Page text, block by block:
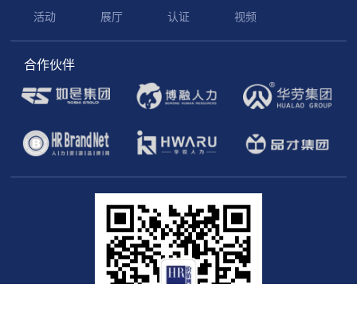
活动
展厅 认证 视频
合作伙伴